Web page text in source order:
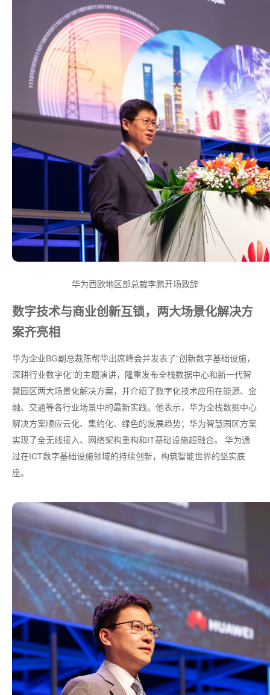
华为西欧地区部总裁李鹏开场致辞
数字技术与商业创新互锁，两大场景化解决方
案齐亮相
华为企业BG副总裁陈帮华出席峰会并发表了“创新数字基础设施，
深耕行业数字化”的主题演讲，隆重发布全栈数据中心和新一代智
慧园区两大场景化解决方案，并介绍了数字化技术应用在能源、金
融、交通等各行业场景中的最新实践。他表示，华为全栈数据中心
解决方案顺应云化、集约化、绿色的发展趋势；华为智慧园区方案
实现了全无线接入、网络架构重构和IT基础设施超融合。 华为通
过在ICT数字基础设施领域的持续创新，构筑智能世界的坚实底
座。